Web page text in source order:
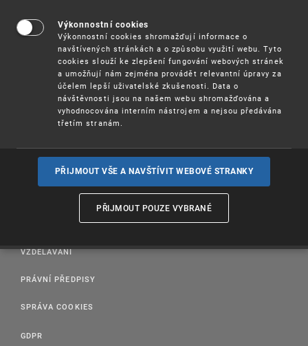
PROSAZOVÁNÍ PRÁV K DUŠEVNÍMU VLASTNICTVÍ
UŽITEČNÉ ODKAZY
VZDĚLÁVÁNÍ
PRÁVNÍ PŘEDPISY
SPRÁVA COOKIES
GDPR
Výkonnostní cookies
Výkonnostní cookies shromažďují informace o
navštívených stránkách a o způsobu využití webu. Tyto
cookies slouží ke zlepšení fungování webových stránek
a umožňují nám zejména provádět relevantní úpravy za
účelem lepší uživatelské zkušenosti. Data o
návštěvnosti jsou na našem webu shromažďována a
vyhodnocována interním nástrojem a nejsou předávána
třetím stranám.
PŘIJMOUT VŠE A NAVŠTÍVIT WEBOVÉ STRANKY
PŘIJMOUT POUZE VYBRANÉ